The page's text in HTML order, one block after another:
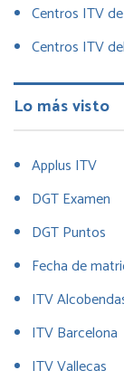
Centros ITV
Centros ITV
Lo más visto
Applus ITV
DGT Examen
DGT Puntos
Fecha de
ITV
ITV Barcelona
ITV Vallecas